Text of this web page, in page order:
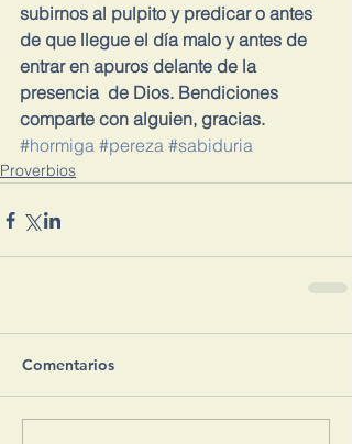
subirnos al pulpito y predicar o antes
de que llegue el día malo y antes de
entrar en apuros delante de la
presencia  de Dios. Bendiciones
comparte con alguien, gracias.
#hormiga #pereza #sabiduria
Proverbios
Comentarios